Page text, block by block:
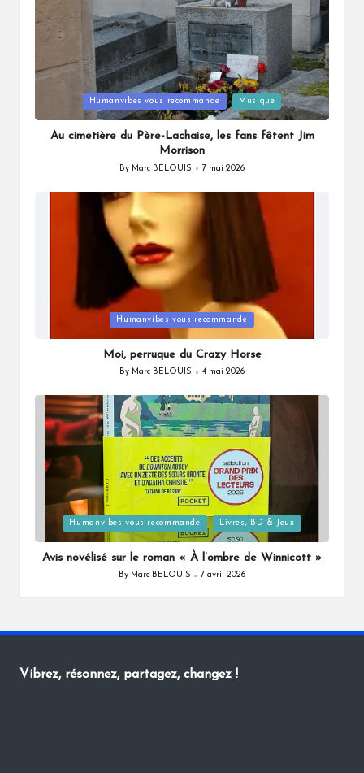
in
Humanvibes vous recommande Musique
Au cimetière du Père-Lachaise, les fans fêtent Jim
Morrison
Posted
By Marc BELOUIS 7 mai 2026
in
Humanvibes vous recommande
Moi, perruque du Crazy Horse
Posted
By Marc BELOUIS 4 mai 2026
Posted
in
Humanvibes vous recommande Livres, BD & Jeux
Avis novélisé sur le roman « À l’ombre de Winnicott »
Posted
By Marc BELOUIS 7 avril 2026
Vibrez, résonnez, partagez, changez !